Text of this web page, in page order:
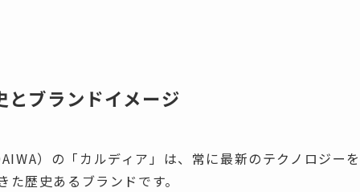
とブランドイメージ
）の「カルディア」は、常に最新のテクノロジーを
歴史あるブランドです。